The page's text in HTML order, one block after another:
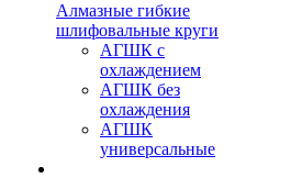
Алмазные гибкие
шлифовальные круги
АГШК с
охлаждением
АГШК без
охлаждения
АГШК
универсальные